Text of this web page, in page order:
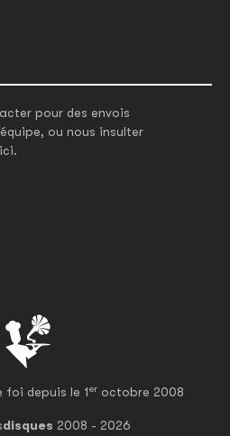
foi depuis le 1er octobre 2008
disques 2008 - 2026
pour des envois
ou nous insulter